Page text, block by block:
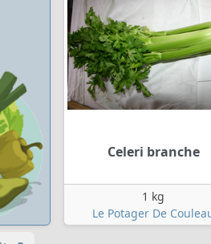
Celeri branche
1 kg
Le Potager De